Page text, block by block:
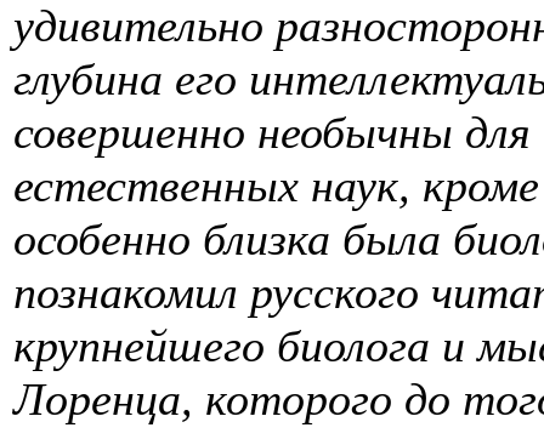
удивительно
глубина его
совершенно необычны
естественных наук,
особенно близка была
познакомил русского
крупнейшего биолога и
Лоренца, которого до